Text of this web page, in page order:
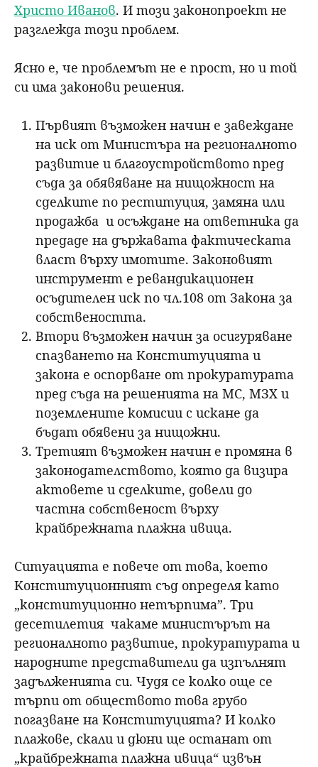
Христо Иванов. И този законопроект не
разглежда този проблем.
Ясно е, че проблемът не е прост, но и той
си има законови решения.
Първият възможен начин е завеждане
на иск от Министъра на регионалното
развитие и благоустройството пред
съда за обявяване на нищожност на
сделките по реституция, замяна или
продажба и осъждане на ответника да
предаде на държавата фактическата
власт върху имотите. Законовият
инструмент е ревандикационен
осъдителен иск по чл.108 от Закона за
собствеността.
Втори възможен начин за осигуряване
спазването на Конституцията и
закона е оспорване от прокуратурата
пред съда на решенията на МС, МЗХ и
поземлените комисии с искане да
бъдат обявени за нищожни.
Третият възможен начин е промяна в
законодателството, която да визира
актовете и сделките, довели до
частна собственост върху
крайбрежната плажна ивица.
Ситуацията е повече от това, което
Конституционният съд определя като
„конституционно нетърпима”. Три
десетилетия чакаме министърът на
регионалното развитие, прокуратурата и
народните представители да изпълнят
задълженията си. Чудя се колко още се
търпи от обществото това грубо
погазване на Конституцията? И колко
плажове, скали и дюни ще останат от
„крайбрежната плажна ивица“ извън